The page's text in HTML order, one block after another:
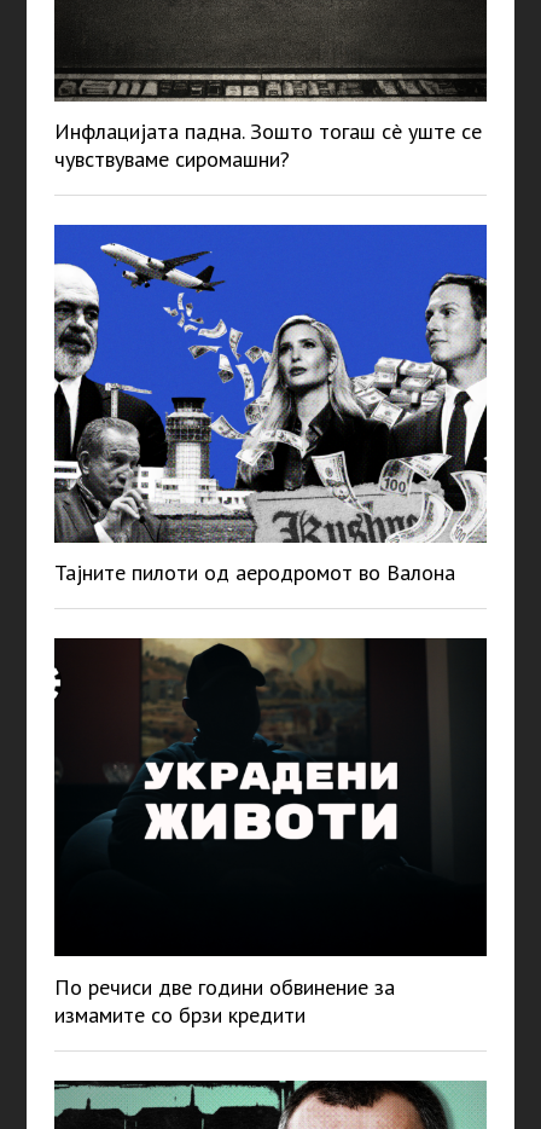
Инфлацијата падна. Зошто тогаш сè уште се
чувствуваме сиромашни?
Тајните пилоти од аеродромот во Валона
По речиси две години обвинение за
измамите со брзи кредити